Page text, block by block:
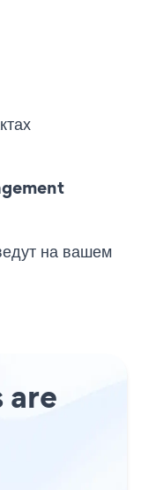
на вашем
are